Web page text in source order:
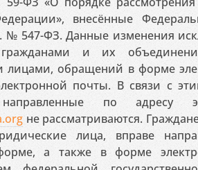
внесённые
№ 547-ФЗ. Данные изменения
гражданами и их
лицами, обращений в форме
почты. В связи с
по адресу
не рассматриваются.
лица, вправе
а также в форме